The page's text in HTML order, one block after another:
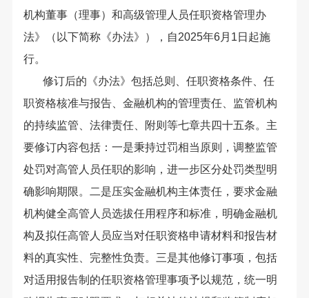
机构董事（理事）和高级管理人员任职资格管理办
法》（以下简称《办法》），自2025年6月1日起施
行。
修订后的《办法》包括总则、任职资格条件、任
职资格核准与报告、金融机构的管理责任、监管机构
的持续监管、法律责任、附则等七章共四十五条。主
要修订内容包括：一是秉持过罚相当原则，调整监管
处罚对高管人员任职的影响，进一步区分处罚类型明
确影响期限。二是压实金融机构主体责任，要求金融
机构健全高管人员选拔任用程序和标准，明确金融机
构及拟任高管人员应当对任职资格申请材料和报告材
料的真实性、完整性负责。三是其他修订事项，包括
对适用报告制的任职资格管理事项予以规范，统一明